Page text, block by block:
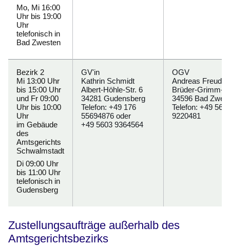
Mo, Mi 16:00
Uhr bis 19:00
Uhr
telefonisch in
Bad Zwesten
Bezirk 2
Mi 13:00 Uhr
bis 15:00 Uhr
und Fr 09:00
Uhr bis 10:00
Uhr
im Gebäude
des
Amtsgerichts
Schwalmstadt
Di 09:00 Uhr
bis 11:00 Uhr
telefonisch in
Gudensberg
GV'in
Kathrin Schmidt
Albert-Höhle-Str. 6
34281 Gudensberg
Telefon: +49 176
55694876 oder
+49 5603 9364564
OGV
Andreas
Brüder-Grimm-
34596 Bad
Telefon: +49
9220481
Zustellungsaufträge außerhalb des
Amtsgerichtsbezirks